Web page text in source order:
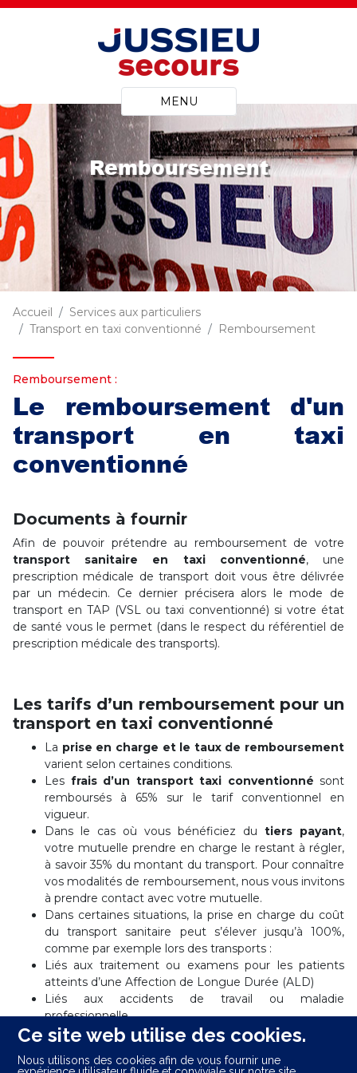
Ce site web utilise des cookies.
Nous utilisons des cookies afin de vous fournir une
MENU
Remboursement
Accueil
Services aux particuliers
Transport en taxi conventionné
Remboursement
Remboursement :
Le remboursement d'un
transport en taxi
conventionné
Documents à fournir
Afin de pouvoir prétendre au remboursement de votre
transport sanitaire en taxi conventionné, une
prescription médicale de transport doit vous être délivrée
par un médecin. Ce dernier précisera alors le mode de
transport en TAP (VSL ou taxi conventionné) si votre état
de santé vous le permet (dans le respect du référentiel de
prescription médicale des transports).
Les tarifs d’un remboursement pour un
transport en taxi conventionné
La prise en charge et le taux de remboursement
varient selon certaines conditions.
Les frais d’un transport taxi conventionné sont
remboursés à 65% sur le tarif conventionnel en
vigueur.
Dans le cas où vous bénéficiez du tiers payant,
votre mutuelle prendre en charge le restant à régler,
à savoir 35% du montant du transport. Pour connaître
vos modalités de remboursement, nous vous invitons
à prendre contact avec votre mutuelle.
Dans certaines situations, la prise en charge du coût
du transport sanitaire peut s’élever jusqu’à 100%,
comme par exemple lors des transports :
Liés aux traitement ou examens pour les patients
atteints d’une Affection de Longue Durée (ALD)
Liés aux accidents de travail ou maladie
professionnelle
De femmes enceintes, du 6ème mois et jusqu’à 12
Liés à une hospitalisation d’un nouveau-né de moins